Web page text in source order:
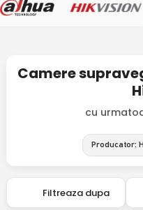
Camere
cu
Producator:
Filtreaza dupa